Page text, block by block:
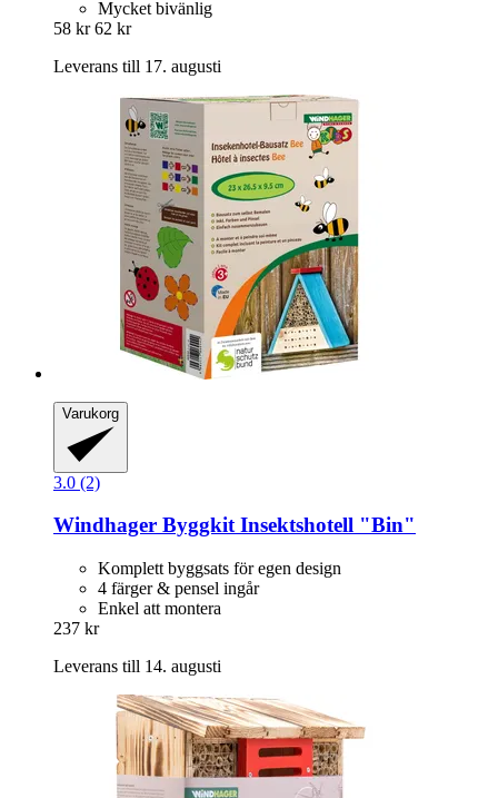
Mycket bivänlig
58 kr 62 kr
Leverans till 17. augusti
Varukorg
3.0 (2)
Windhager Byggkit Insektshotell "Bin"
Komplett byggsats för egen design
4 färger & pensel ingår
Enkel att montera
237 kr
Leverans till 14. augusti